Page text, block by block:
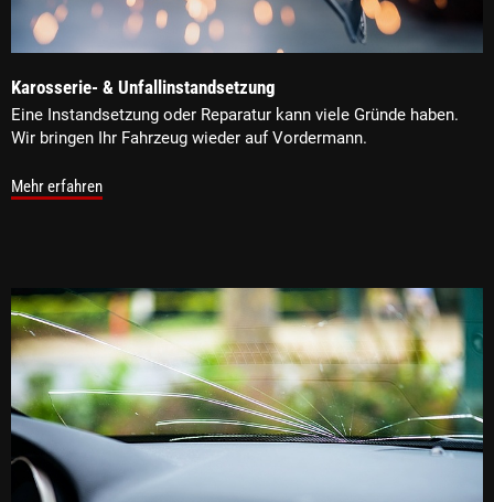
Karosserie- & Unfallinstandsetzung
Eine Instandsetzung oder Reparatur kann viele Gründe haben.
Wir bringen Ihr Fahrzeug wieder auf Vordermann.
Mehr erfahren